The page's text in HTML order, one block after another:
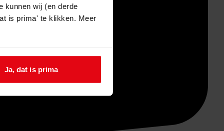
kunnen wij (en derde
is prima' te klikken. Meer
Ja, dat is prima